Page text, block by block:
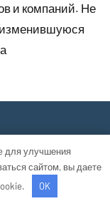
и компаний. Не
изменившуюся
для улучшения
сайтом, вы даете
OK